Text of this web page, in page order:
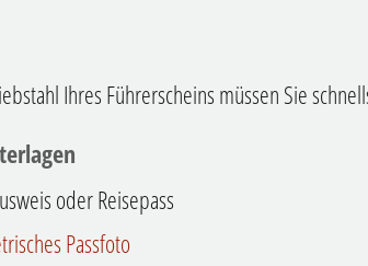
Ihres Führerscheins müssen Sie
oder Reisepass
Passfoto